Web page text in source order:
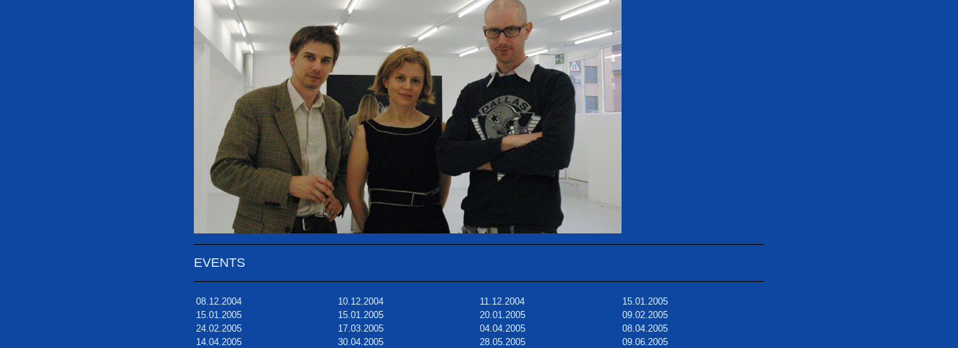
EVENTS
08.12.2004 10.12.2004 11.12.2004
15.01.2005
15.01.2005
15.01.2005 20.01.2005
09.02.2005
24.02.2005
17.03.2005 04.04.2005
08.04.2005
14.04.2005
30.04.2005 28.05.2005 09.06.2005